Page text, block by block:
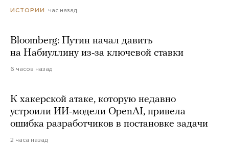
ИСТОРИИ час назад
Bloomberg: Путин начал давить
на Набиуллину из-за ключевой ставки
6 часов назад
К хакерской атаке, которую недавно
устроили ИИ-модели OpenAI, привела
ошибка разработчиков в постановке задачи
2 часа назад